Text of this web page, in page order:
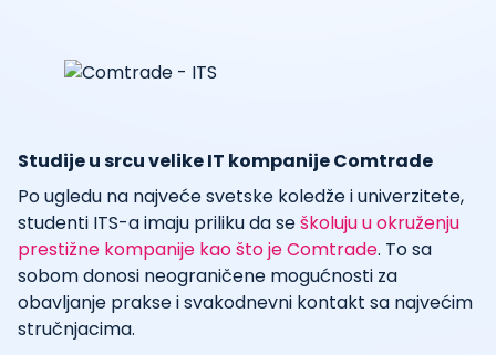
Studije u srcu velike IT kompanije Comtrade
Po ugledu na najveće svetske koledže i univerzitete,
studenti ITS-a imaju priliku da seškoluju u okruženju
prestižne kompanije kao što je Comtrade. To sa
sobom donosi neograničene mogućnosti za
obavljanje prakse i svakodnevni kontakt sa najvećim
stručnjacima.